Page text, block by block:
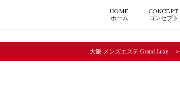
HOME
ホーム
CONCEPT
コンセプト
大阪 メンズエステ Grand Luxe